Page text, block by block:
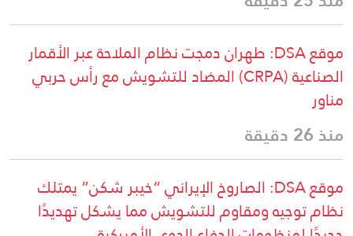
موقع DSA: طهران دمجت نظام الملاحة عبر الأقمار
الصناعية (CRPA) المضاد للتشويش مع رأس حربي
مناور
منذ 26 دقيقة
موقع DSA: الصاروخ الإيراني “خيبر شكن” يمتلك
نظام توجيه ومقاوم للتشويش مما يشكل تهديدًا